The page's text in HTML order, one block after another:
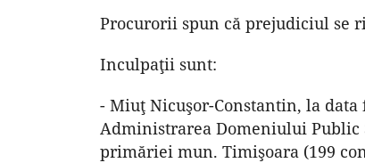
Procurorii spun că prejudiciul se
Inculpaţii sunt:
- Miuţ Nicuşor-Constantin, la
Administrarea Domeniului
primăriei mun. Timişoara (199